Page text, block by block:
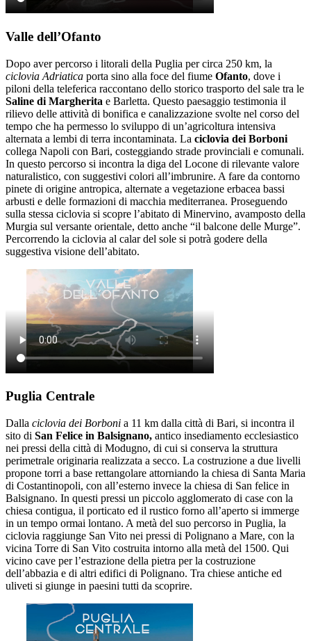
Valle dell’Ofanto
Dopo aver percorso i litorali della Puglia per circa 250 km, la
ciclovia Adriatica porta sino alla foce del fiume Ofanto, dove i
piloni della teleferica raccontano dello storico trasporto del sale tra le
Saline di Margherita e Barletta. Questo paesaggio testimonia il
rilievo delle attività di bonifica e canalizzazione svolte nel corso del
tempo che ha permesso lo sviluppo di un’agricoltura intensiva
alternata a lembi di terra incontaminata. La ciclovia dei Borboni
collega Napoli con Bari, costeggiando strade provinciali e comunali.
In questo percorso si incontra la diga del Locone di rilevante valore
naturalistico, con suggestivi colori all’imbrunire. A fare da contorno
pinete di origine antropica, alternate a vegetazione erbacea bassi
arbusti e delle formazioni di macchia mediterranea. Proseguendo
sulla stessa ciclovia si scopre l’abitato di Minervino, avamposto della
Murgia sul versante orientale, detto anche “il balcone delle Murge”.
Percorrendo la ciclovia al calar del sole si potrà godere della
suggestiva visione dell’abitato.
Puglia Centrale
Dalla ciclovia dei Borboni a 11 km dalla città di Bari, si incontra il
sito di San Felice in Balsignano, antico insediamento ecclesiastico
nei pressi della città di Modugno, di cui si conserva la struttura
perimetrale originaria realizzata a secco. La costruzione a due livelli
propone torri a base rettangolare attorniando la chiesa di Santa Maria
di Costantinopoli, con all’esterno invece la chiesa di San felice in
Balsignano. In questi pressi un piccolo agglomerato di case con la
chiesa contigua, il porticato ed il rustico forno all’aperto si immerge
in un tempo ormai lontano. A metà del suo percorso in Puglia, la
ciclovia raggiunge San Vito nei pressi di Polignano a Mare, con la
vicina Torre di San Vito costruita intorno alla metà del 1500. Qui
vicino cave per l’estrazione della pietra per la costruzione
dell’abbazia e di altri edifici di Polignano. Tra chiese antiche ed
uliveti si giunge in paesini tutti da scoprire.